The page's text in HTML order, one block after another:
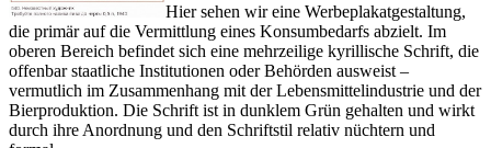
Hier sehen wir eine Werbeplakatgestaltung,
die primär auf die Vermittlung eines Konsumbedarfs abzielt. Im
oberen Bereich befindet sich eine mehrzeilige kyrillische Schrift, die
offenbar staatliche Institutionen oder Behörden ausweist –
vermutlich im Zusammenhang mit der Lebensmittelindustrie und der
Bierproduktion. Die Schrift ist in dunklem Grün gehalten und wirkt
durch ihre Anordnung und den Schriftstil relativ nüchtern und